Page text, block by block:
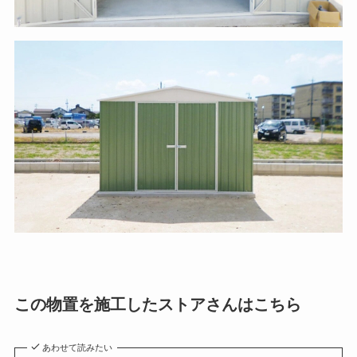
この物置を施工したストアさんはこちら
あわせて読みたい